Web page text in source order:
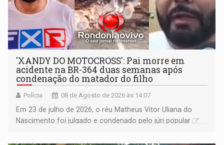
'XANDY DO MOTOCROSS': Pai morre em
acidente na BR-364 duas semanas após
condenação do matador do filho
Polícia 08 de Agosto de 2026 às 14:07
Em 23 de julho de 2026, o réu Matheus Vitor Uliana do
Nascimento foi julgado e condenado pelo júri popular